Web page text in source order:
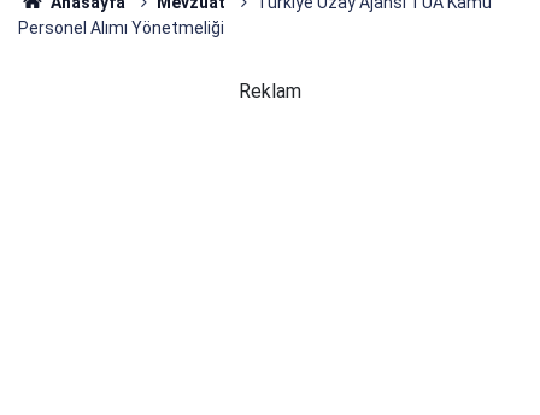
Personel Alımı Yönetmeliği
Reklam